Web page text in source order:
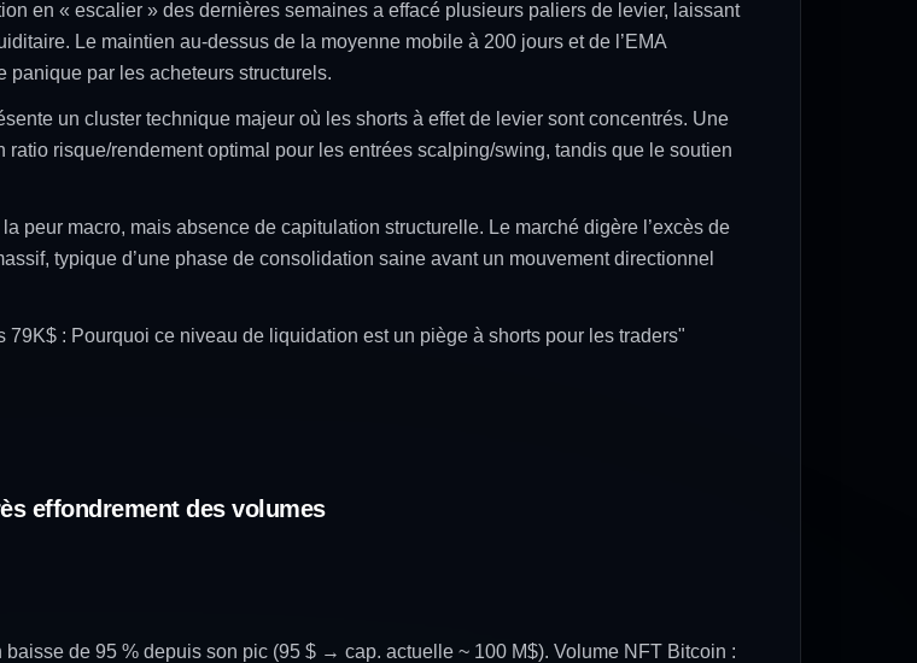
en « escalier » des dernières semaines a effacé plusieurs paliers de levier, laissant
Le maintien au-dessus de la moyenne mobile à 200 jours et de l’EMA
par les acheteurs structurels.
un cluster technique majeur où les shorts à effet de levier sont concentrés. Une
risque/rendement optimal pour les entrées scalping/swing, tandis que le soutien
peur macro, mais absence de capitulation structurelle. Le marché digère l’excès de
typique d’une phase de consolidation saine avant un mouvement directionnel
79K$ : Pourquoi ce niveau de liquidation est un piège à shorts pour les traders"
effondrement des volumes
baisse de 95 % depuis son pic (95 $ → cap. actuelle ~ 100 M$). Volume NFT Bitcoin :